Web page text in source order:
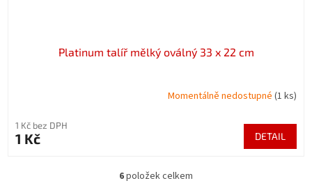
Platinum talíř mělký oválný 33 x 22 cm
Momentálně nedostupné (1 ks)
1 Kč bez DPH
1 Kč DETAIL
O
6položek celkem